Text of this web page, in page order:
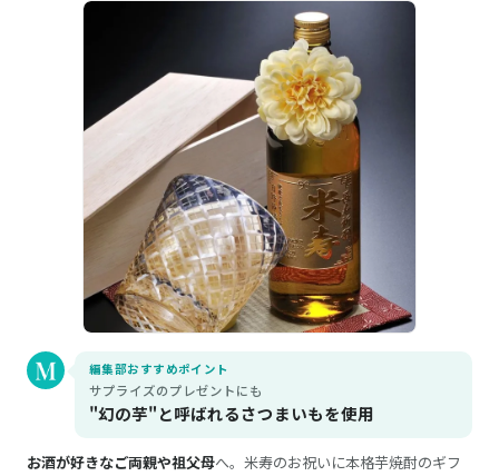
編集部おすすめポイント
サプライズのプレゼントにも
"幻の芋"と呼ばれるさつまいもを使用
お酒が好きなご両親や祖父母へ。米寿のお祝いに本格芋焼酎のギフ